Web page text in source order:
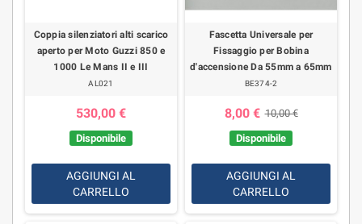
Coppia silenziatori alti scarico
aperto per Moto Guzzi 850 e
1000 Le Mans II e III
AL021
530,00 €
Disponibile
AGGIUNGI AL
CARRELLO
Fascetta Universale per
Fissaggio per Bobina
d'accensione Da 55mm a 65mm
BE374-2
8,00 € 10,00 €
Disponibile
AGGIUNGI AL
CARRELLO